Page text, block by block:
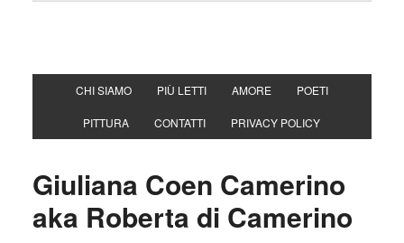
CHI SIAMO PIÙ LETTI AMORE POETI
PITTURA CONTATTI PRIVACY POLICY
Giuliana Coen Camerino
aka Roberta di Camerino